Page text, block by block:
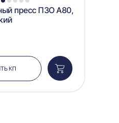
1 2 3 4 5
пресс ПЗО А80,
КП
Добавить
в
корзину